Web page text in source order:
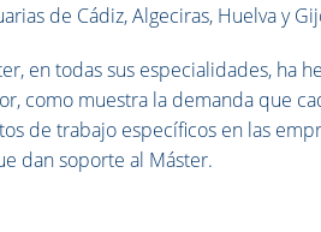
de Cádiz, Algeciras, Huelva y
en todas sus especialidades, ha
como muestra la demanda que
de trabajo específicos en las
dan soporte al Máster.